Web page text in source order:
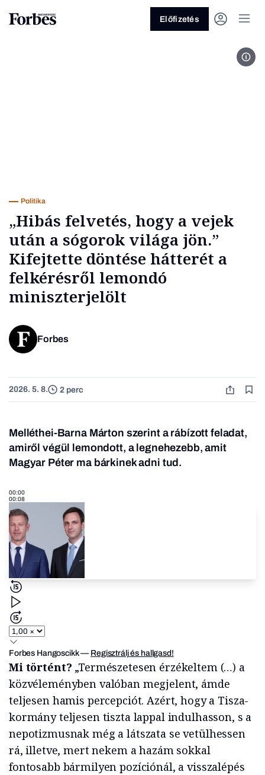
Előfizetés
Politika
„Hibás felvetés, hogy a vejek
után a sógorok világa jön.”
Kifejtette döntése hátterét a
felkérésről lemondó
miniszterjelölt
Forbes
2026. 5. 8. 2 perc
Melléthei-Barna Márton szerint a rábízott feladat,
amiről végül lemondott, a legnehezebb, amit
Magyar Péter ma bárkinek adni tud.
00:00
00:08
Forbes Hangoscikk— Regisztrálj és hallgasd!
Mi történt? „Természetesen érzékeltem (…) a
közvéleményben valóban megjelent, ámde
teljesen hamis percepciót. Azért, hogy a Tisza-
kormány teljesen tiszta lappal indulhasson, s a
nepotizmusnak még a látszata se vetülhessen
rá, illetve, mert nekem a hazám sokkal
fontosabb bármilyen pozíciónál, a visszalépés